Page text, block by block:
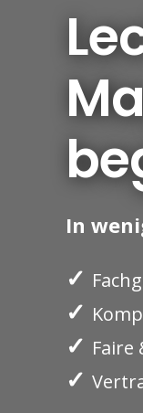
In
✓
✓
✓ Faire
✓